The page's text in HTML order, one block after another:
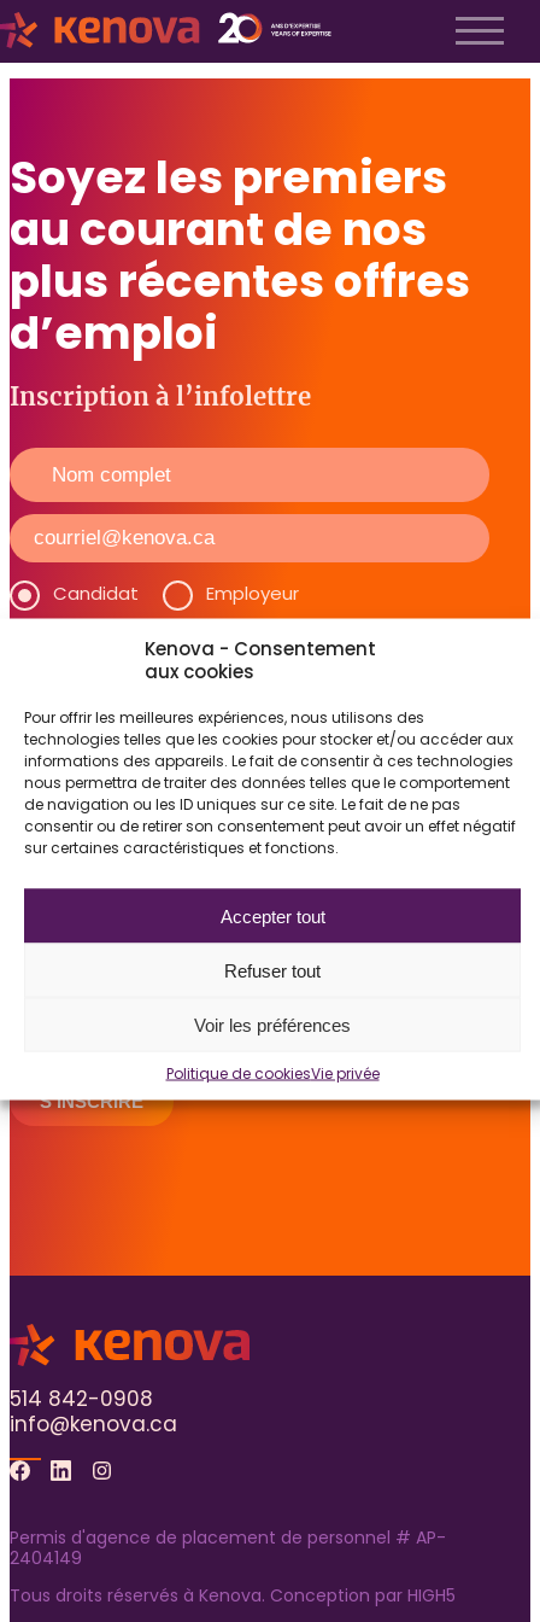
Kenova - Consentement
aux cookies
Pour offrir les meilleures expériences, nous utilisons des
technologies telles que les cookies pour stocker et/ou accéder aux
informations des appareils. Le fait de consentir à ces technologies
nous permettra de traiter des données telles que le comportement
de navigation ou les ID uniques sur ce site. Le fait de ne pas
consentir ou de retirer son consentement peut avoir un effet négatif
sur certaines caractéristiques et fonctions.
Accepter tout
Refuser tout
Voir les préférences
Politique de cookiesVie privée
Nos valeurs
Notre équipe
Espace Kenova
Liste Métiers
Employeurs
Notre approche
Recrutement exécutif
Recrutement TI
Soumettre un poste
FAQ employeurs
Candidats
Services aux candidats
Offres d’emploi
FAQ candidats
Nous joindre
Soumettre un poste
Espace Kenova
Soyez les premiers
au courant de nos
plus récentes offres
d’emploi
Inscription à l’infolettre
Candidat Employeur
Quelles offres d'emploi vous intéressent ?
Technologies de l'information (TI)
Le respect de la vie privée et des données est
extrêmement important chez Kenova.
Visitez notre politique en matière de confidentialité sur
En sélectionnant le point ci-dessus, je consens à
ce que Kenova recueille, conserve et utilise mes
S'INSCRIRE
514 842-0908
info@kenova.ca
Facebook
LinkedinInstagram
Permis d'agence de placement de personnel # AP-
2404149
Tous droits réservés à Kenova. Conception par HIGH5